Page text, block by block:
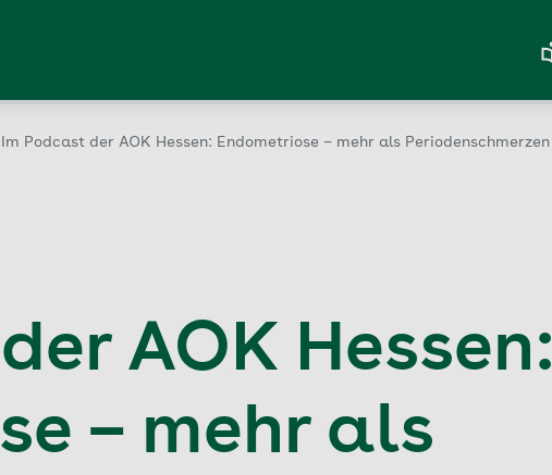
Im Podcast der AOK Hessen: Endometriose – mehr als Periodenschmerzen
AOK Hessen:
– mehr als